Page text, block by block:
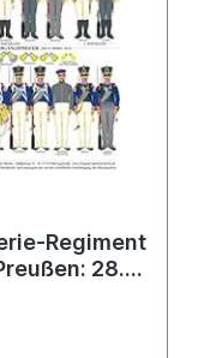
Regiment
28.